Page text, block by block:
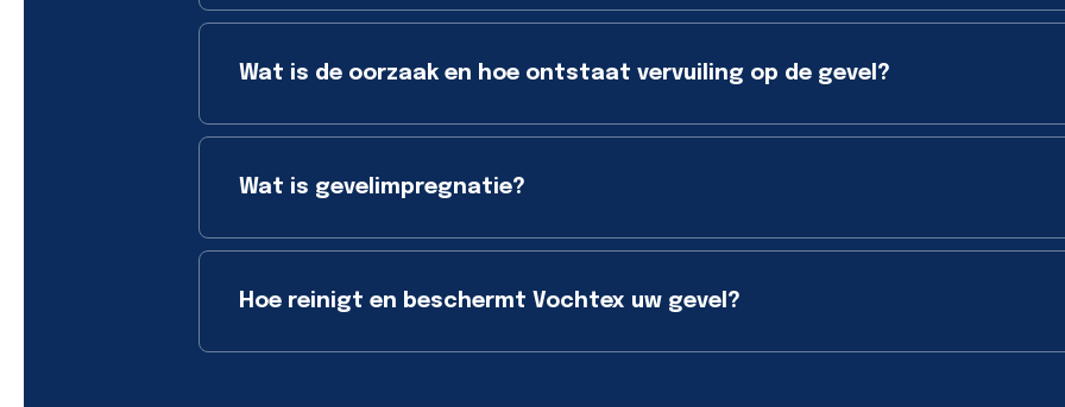
Wat is de oorzaak en hoe ontstaat vervuiling op de gevel?
Wat is gevelimpregnatie?
Hoe reinigt en beschermt Vochtex uw gevel?